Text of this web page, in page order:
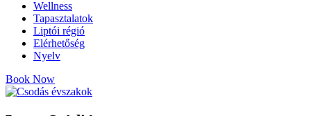
Wellness
Tapasztalatok
Liptói régió
Elérhetőség
Nyelv
Book Now